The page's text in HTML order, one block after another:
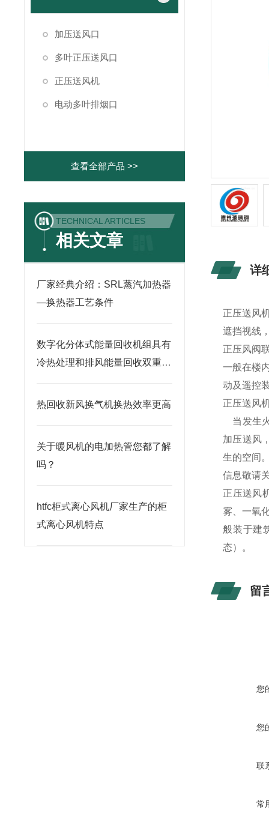
加压送风口
多叶正压送风口
正压送风机
电动多叶排烟口
查看全部产品 >>
TECHNICAL ARTICLES
相关文章
厂家经典介绍：SRL蒸汽加热器
—换热器工艺条件
数字化分体式能量回收机组具有
冷热处理和排风能量回收双重功
热回收新风换气机换热效率更高
关于暖风机的电加热管您都了解
吗？
htfc柜式离心风机厂家生产的柜
式离心风机特点
详
正压送风
遮挡视线
正压风阀
一般在楼
动及遥控
正压送风
当发生
加压送风
生的空间
信息敬请
正压送风
雾、一氧
般装于建
态）。
留
您
您
联
常